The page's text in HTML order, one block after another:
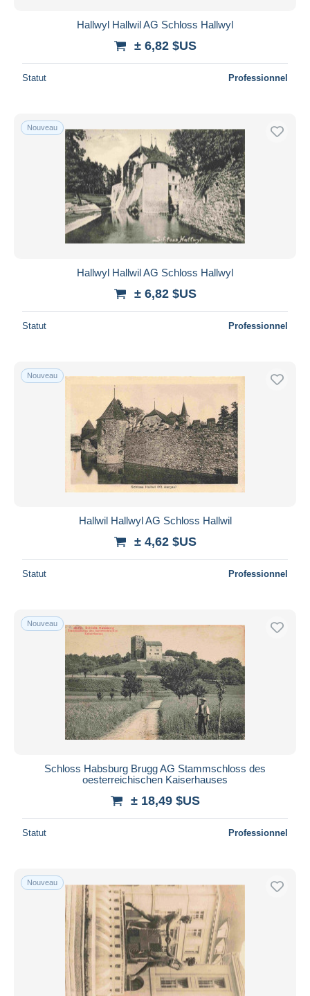
Hallwyl Hallwil AG Schloss Hallwyl
± 6,82 $US
Statut Professionnel
Nouveau
Hallwyl Hallwil AG Schloss Hallwyl
± 6,82 $US
Statut Professionnel
Nouveau
Hallwil Hallwyl AG Schloss Hallwil
± 4,62 $US
Statut Professionnel
Nouveau
Schloss Habsburg Brugg AG Stammschloss des
oesterreichischen Kaiserhauses
± 18,49 $US
Statut Professionnel
Nouveau